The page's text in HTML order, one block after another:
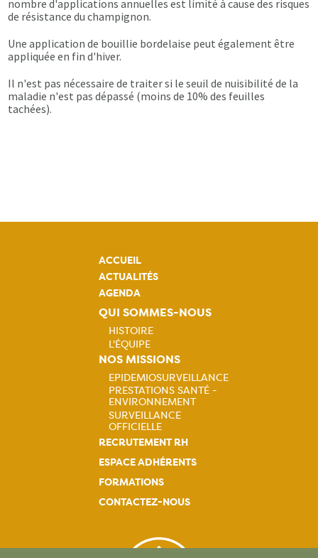
nombre d'applications annuelles est limité à cause des risques
de résistance du champignon.
Une application de bouillie bordelaise peut également être
appliquée en fin d'hiver.
Il n'est pas nécessaire de traiter si le seuil de nuisibilité de la
maladie n'est pas dépassé (moins de 10% des feuilles
tachées).
ACCUEIL
ACTUALITÉS
AGENDA
QUI SOMMES-NOUS
Navigation
principale
HISTOIRE
L'ÉQUIPE
NOS MISSIONS
Navigation
principale
EPIDEMIOSURVEILLANCE
PRESTATIONS SANTÉ -
ENVIRONNEMENT
SURVEILLANCE
OFFICIELLE
RECRUTEMENT RH
ESPACE ADHÉRENTS
FORMATIONS
CONTACTEZ-NOUS